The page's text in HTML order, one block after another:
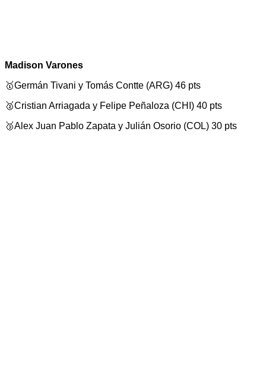
Madison Varones
🥇Germán Tivani y Tomás Contte (ARG) 46 pts
🥈Cristian Arriagada y Felipe Peñaloza (CHI) 40 pts
🥉Alex Juan Pablo Zapata y Julián Osorio (COL) 30 pts